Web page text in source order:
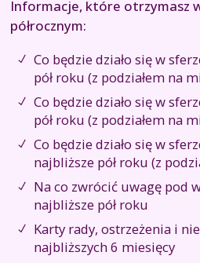
Informacje, które otrzymasz
półrocznym:
Co będzie działo się w
pół roku (z podziałem na
Co będzie działo się w
pół roku (z podziałem na
Co będzie działo się w
najbliższe pół roku (z
Na co zwrócić uwagę pod
najbliższe pół roku
Karty rady, ostrzeżenia i
najbliższych 6 miesięcy